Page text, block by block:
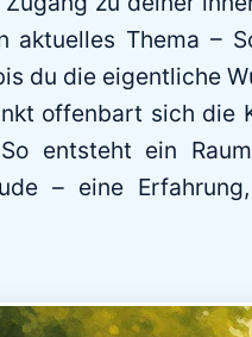
aktuelles Thema –
du die eigentliche
offenbart sich die
entsteht ein
– eine